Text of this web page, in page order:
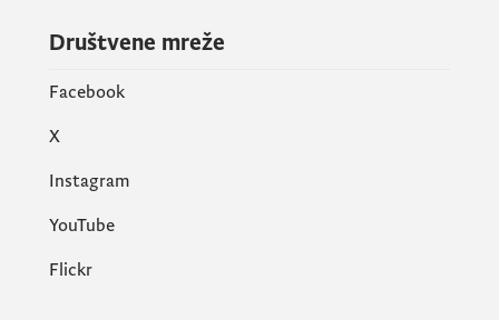
Društvene mreže
Facebook
X
Instagram
YouTube
Flickr